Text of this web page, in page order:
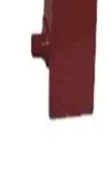
Emiş
Rose ile Philips
elektrikli
eder; kullanıcı